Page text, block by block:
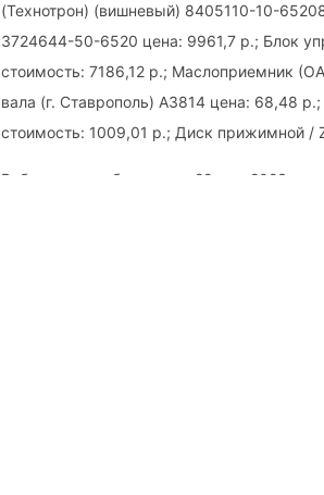
(Технотрон) (вишневый) 8405110-10-
3724644-50-6520 цена: 9961,7 р.; Блок
стоимость: 7186,12 р.; Маслоприемник
вала (г. Ставрополь) А3814 цена: 68,48
стоимость: 1009,01 р.; Диск прижимной /
Вебстраница обновилась 22 мая 2023 года